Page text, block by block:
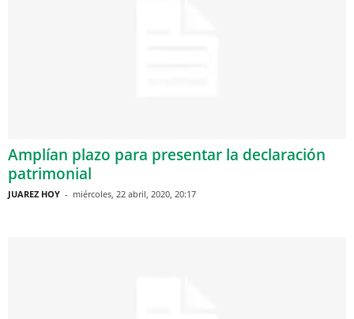
Amplían plazo para presentar la declaración
patrimonial
JUAREZ HOY - miércoles, 22 abril, 2020, 20:17